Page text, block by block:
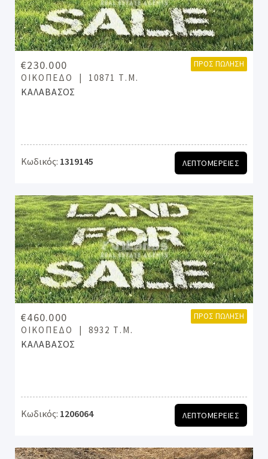
€230.000 ΠΡΟΣ ΠΏΛΗΣΗ
ΟΙΚΌΠΕΔΟ 10871 Τ.Μ.
ΚΑΛΑΒΑΣΟΣ
Κωδικός: 1319145 ΛΕΠΤΟΜΕΡΕΙΕΣ
€460.000 ΠΡΟΣ ΠΏΛΗΣΗ
ΟΙΚΌΠΕΔΟ 8932 Τ.Μ.
ΚΑΛΑΒΑΣΟΣ
Κωδικός: 1206064 ΛΕΠΤΟΜΕΡΕΙΕΣ